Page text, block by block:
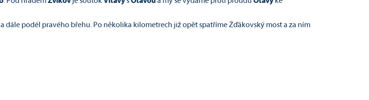
dále podél pravého břehu. Po několika kilometrech již opět spatříme Žďákovský most a za ním